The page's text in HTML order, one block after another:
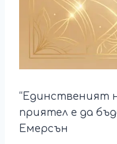
“Единственият
приятел е да
Емерсън